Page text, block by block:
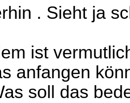
. Sieht ja
ist
anfangen
soll das